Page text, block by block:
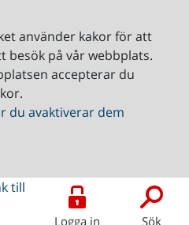
använder kakor för att
besök på vår webbplats.
accepterar du
du avaktiverar dem
Logga in Sök